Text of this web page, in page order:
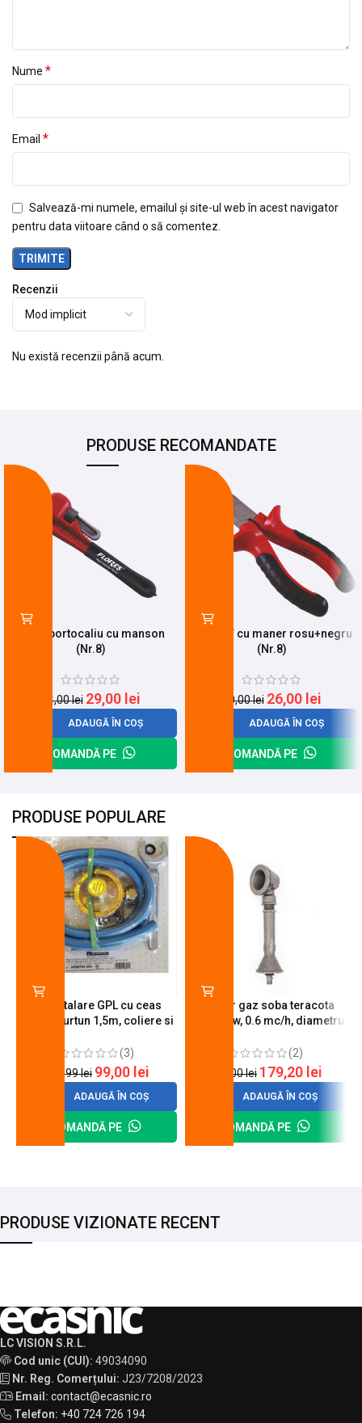
Recenzii
Nu există recenzii până acum.
Nume *
Email *
Salvează-mi numele, emailul și site-ul web în acest navigator
pentru data viitoare când o să comentez.
PRODUSE RECOMANDATE
Mops portocaliu cu manson
(Nr.8)
34,00lei 29,00 lei
ADAUGĂ ÎN COȘ
COMANDĂ PE
Sfic varf cu maner rosu+negru
(Nr.8)
30,00lei 26,00 lei
ADAUGĂ ÎN COȘ
COMANDĂ PE
PRODUSE POPULARE
Kit instalare GPL cu ceas
butelie, furtun 1,5m, coliere si
(3)
120,99lei 99,00 lei
ADAUGĂ ÎN COȘ
COMANDĂ PE
Arzator gaz soba teracota
A600, 6 kw, 0.6 mc/h, diametru
(2)
200,00lei 179,20 lei
ADAUGĂ ÎN COȘ
COMANDĂ PE
PRODUSE VIZIONATE RECENT
LC VISION S.R.L.
Cod unic (CUI): 49034090
Nr. Reg. Comerțului: J23/7208/2023
Email: contact@ecasnic.ro
Telefon: +40 724 726 194